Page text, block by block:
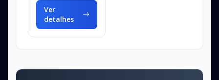
garantindo maior
longevidad...
Ver
detalhes